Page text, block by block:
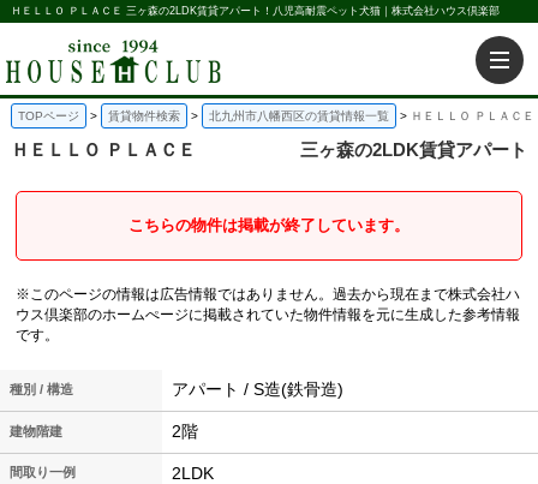
ＨＥＬＬＯ ＰＬＡＣＥ 三ヶ森の2LDK賃貸アパート！八児高耐震ペット犬猫｜株式会社ハウス倶楽部
TOPページ 賃貸物件検索 北九州市八幡西区の賃貸情報一覧 ＨＥＬＬＯ ＰＬＡＣ
ＨＥＬＬＯ ＰＬＡＣＥ 三ヶ森の2LDK賃貸アパート
こちらの物件は掲載が終了しています。
※このページの情報は広告情報ではありません。過去から現在まで株式会社ハ
ウス倶楽部のホームぺージに掲載されていた物件情報を元に生成した参考情報
です。
種別 / 構造 アパート / S造(鉄骨造)
建物階建 2階
間取り一例 2LDK